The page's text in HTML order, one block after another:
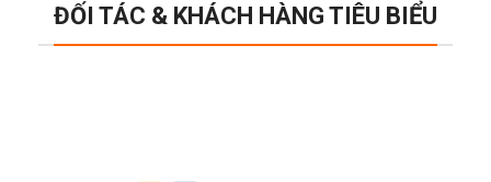
ĐỐI TÁC & KHÁCH HÀNG TIÊU BIỂU